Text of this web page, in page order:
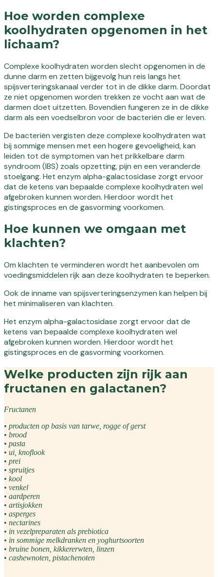
Hoe worden complexe
koolhydraten opgenomen in het
lichaam?
Complexe koolhydraten worden slecht opgenomen in de
dunne darm en zetten bijgevolg hun reis langs het
spijsverteringskanaal verder tot in de dikke darm. Doordat
ze niet opgenomen worden trekken ze vocht aan wat de
darmen doet uitzetten. Bovendien fungeren ze in de dikke
darm als een voedselbron voor de bacteriën die er leven.
De bacteriën vergisten deze complexe koolhydraten wat
bij sommige mensen met een hogere gevoeligheid, kan
leiden tot de symptomen van het prikkelbare darm
syndroom (IBS) zoals opzetting, pijn en een veranderde
stoelgang. Het enzym alpha-galactosidase zorgt ervoor
dat de ketens van bepaalde complexe koolhydraten wel
afgebroken kunnen worden. Hierdoor wordt het
gistingsproces en de gasvorming voorkomen.
Hoe kunnen we omgaan met
klachten?
Om klachten te verminderen wordt het aanbevolen om
voedingsmiddelen rijk aan deze koolhydraten te beperken.
Ook de inname van spijsverteringsenzymen kan helpen bij
het minimaliseren van klachten.
Het enzym alpha-galactosidase zorgt ervoor dat de
ketens van bepaalde complexe koolhydraten wel
afgebroken kunnen worden. Hierdoor wordt het
gistingsproces en de gasvorming voorkomen.
Welke producten zijn rijk aan
fructanen en galactanen?
Fructanen
• producten op basis van tarwe, rogge of gerst
• brood
• pasta
• ui, knoflook
• prei
• spruitjes
• kool
• venkel
• aardperen
• artisjokken
• asperges
• nectarines
• in vezelpreparaten als prebiotica
• in sommige melkdranken en yoghurtsoorten
• bruine bonen, kikkererwten, linzen
• cashewnoten, pistachenoten